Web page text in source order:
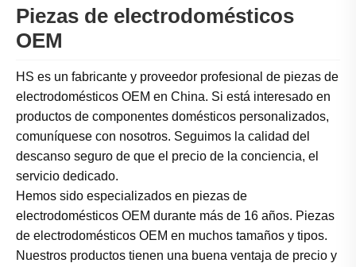
Piezas de electrodomésticos
OEM
HS es un fabricante y proveedor profesional de piezas de
electrodomésticos OEM en China. Si está interesado en
productos de componentes domésticos personalizados,
comuníquese con nosotros. Seguimos la calidad del
descanso seguro de que el precio de la conciencia, el
servicio dedicado.
Hemos sido especializados en piezas de
electrodomésticos OEM durante más de 16 años. Piezas
de electrodomésticos OEM en muchos tamaños y tipos.
Nuestros productos tienen una buena ventaja de precio y